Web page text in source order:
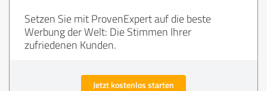
Setzen Sie mit ProvenExpert auf die beste
Werbung der Welt: Die Stimmen Ihrer
zufriedenen Kunden.
Jetzt kostenlos starten